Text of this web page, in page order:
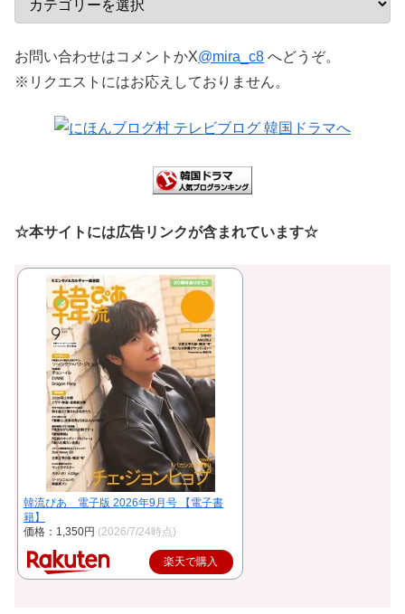
お問い合わせはコメントかX@mira_c8 へどうぞ。
※リクエストにはお応えしておりません。
☆本サイトには広告リンクが含まれています☆
韓流ぴあ 電子版 2026年9月号 【電子書
籍】
価格：1,350円 (2026/7/24時点)
楽天で購入